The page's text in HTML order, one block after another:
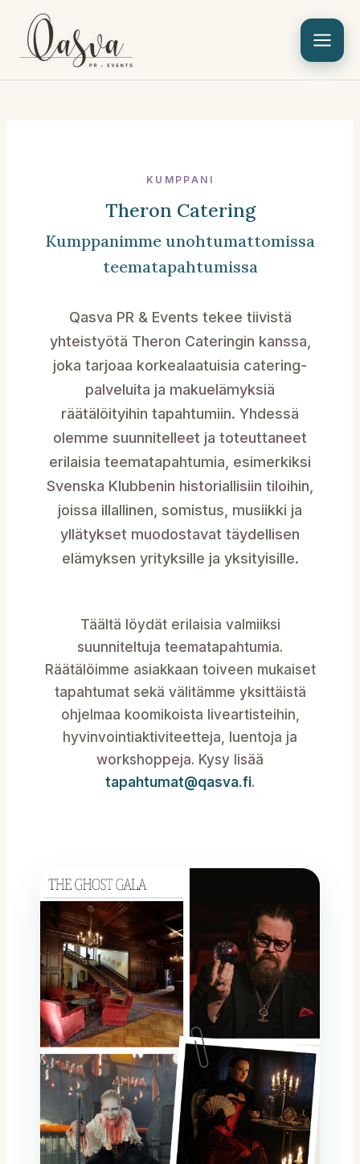
sisältöön
KUMPPANI
Theron Catering
Kumppanimme unohtumattomissa
teematapahtumissa
Qasva PR & Events tekee tiivistä
yhteistyötä Theron Cateringin kanssa,
joka tarjoaa korkealaatuisia catering-
palveluita ja makuelämyksiä
räätälöityihin tapahtumiin. Yhdessä
olemme suunnitelleet ja toteuttaneet
erilaisia teematapahtumia, esimerkiksi
Svenska Klubbenin historiallisiin tiloihin,
joissa illallinen, somistus, musiikki ja
yllätykset muodostavat täydellisen
elämyksen yrityksille ja yksityisille.
Täältä löydät erilaisia valmiiksi
suunniteltuja teematapahtumia.
Räätälöimme asiakkaan toiveen mukaiset
tapahtumat sekä välitämme yksittäistä
ohjelmaa koomikoista liveartisteihin,
hyvinvointiaktiviteetteja, luentoja ja
workshoppeja. Kysy lisää
tapahtumat@qasva.fi.